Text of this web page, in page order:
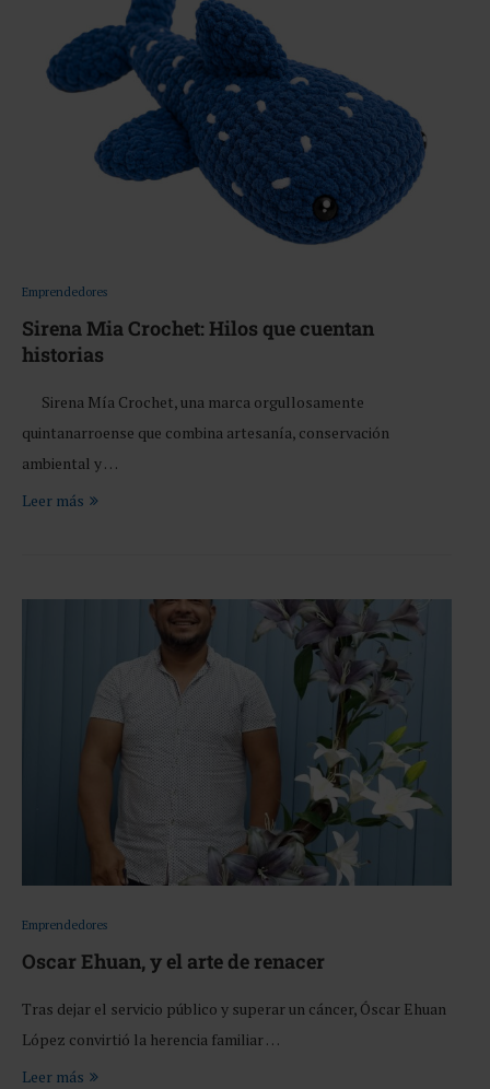
Emprendedores
Sirena Mia Crochet: Hilos que cuentan
historias
Sirena Mía Crochet, una marca orgullosamente
quintanarroense que combina artesanía, conservación
ambiental y …
Leer más
Emprendedores
Oscar Ehuan, y el arte de renacer
Tras dejar el servicio público y superar un cáncer, Óscar Ehuan
López convirtió la herencia familiar …
Leer más